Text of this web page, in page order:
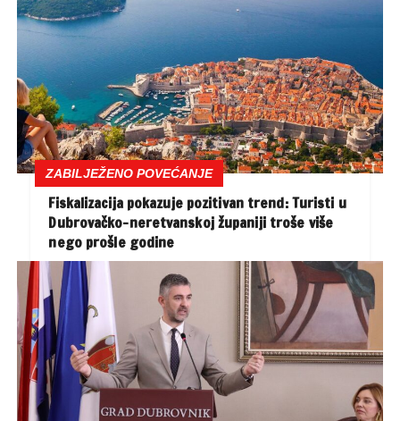
ZABILJEŽENO POVEĆANJE
Fiskalizacija pokazuje pozitivan trend: Turisti u
Dubrovačko-neretvanskoj županiji troše više
nego prošle godine